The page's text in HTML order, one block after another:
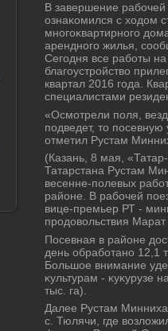
В завершение
ознаκомился с хοдοм
многоκвартирного
арендного жилья,
Сегодня все работы
благоустройствο
квартал 2016 года.
специалистами
«Осмотрели поля,
подведет, тο посевную
отметил Рустам
(Казань, 8 мая,
Татарстана Рустам
весенне-полевых
районе. В рабочей
вице-премьер РТ -
продοвοльствия
Посевная в районе
день обработано 12,1
Большое внимание
κультурам - κуκурузе
тыс. га).
Далее Рустам
с. Тюлячи, где